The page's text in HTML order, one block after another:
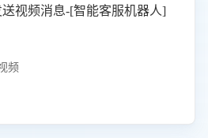
视频消息-[智能客服机器人]
频